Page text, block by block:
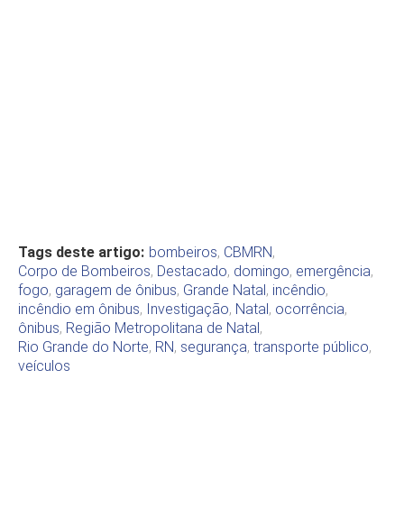
Tags deste artigo: bombeiros, CBMRN,
Corpo de Bombeiros, Destacado, domingo, emergência,
fogo, garagem de ônibus, Grande Natal, incêndio,
incêndio em ônibus, Investigação, Natal, ocorrência,
ônibus, Região Metropolitana de Natal,
Rio Grande do Norte, RN, segurança, transporte público,
veículos